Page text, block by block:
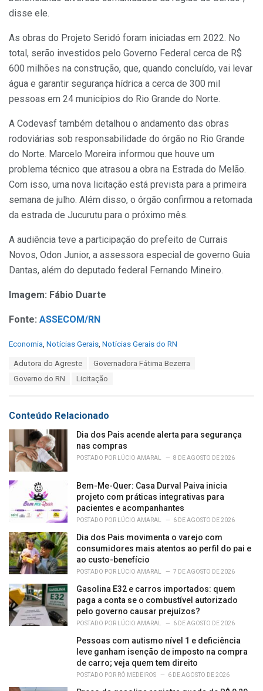
disse ele.
As obras do Projeto Seridó foram iniciadas em 2022. No
total, serão investidos pelo Governo Federal cerca de R$
600 milhões na construção, que, quando concluído, vai levar
água e garantir segurança hídrica a cerca de 300 mil
pessoas em 24 municípios do Rio Grande do Norte.
A Codevasf também detalhou o andamento das obras
rodoviárias sob responsabilidade do órgão no Rio Grande
do Norte. Marcelo Moreira informou que houve um
problema técnico que atrasou a obra na Estrada do Melão.
Com isso, uma nova licitação está prevista para a primeira
semana de julho. Além disso, o órgão confirmou a retomada
da estrada de Jucurutu para o próximo mês.
A audiência teve a participação do prefeito de Currais
Novos, Odon Junior, a assessora especial de governo Guia
Dantas, além do deputado federal Fernando Mineiro.
Imagem: Fábio Duarte
Fonte: ASSECOM/RN
C
i
e
:
Economia Notícias Gerais Notícias Gerais do RN
Adutora do Agreste
Governadora Fátima Bezerra
Governo do RN
Licitação
Conteúdo Relacionado
Dia dos Pais acende alerta para segurança
nas compras
POSTADO POR LÚCIO AMARAL 8 DE AGOSTO DE 2026
Bem-Me-Quer: Casa Durval Paiva inicia
projeto com práticas integrativas para
pacientes e acompanhantes
POSTADO POR LÚCIO AMARAL 6 DE AGOSTO DE 2026
Dia dos Pais movimenta o varejo com
consumidores mais atentos ao perfil do pai e
ao custo-benefício
POSTADO POR LÚCIO AMARAL 7 DE AGOSTO DE 2026
Gasolina E32 e carros importados: quem
paga a conta se o combustível autorizado
pelo governo causar prejuízos?
POSTADO POR LÚCIO AMARAL 6 DE AGOSTO DE 2026
Pessoas com autismo nível 1 e deficiência
leve ganham isenção de imposto na compra
de carro; veja quem tem direito
POSTADO POR RÔ MEDEIROS 6 DE AGOSTO DE 2026